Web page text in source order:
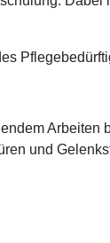
Arbeiten
und